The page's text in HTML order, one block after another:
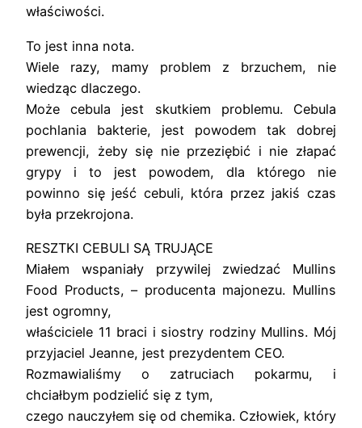
właściwości.
To jest inna nota.
Wiele razy, mamy problem z brzuchem, nie
wiedząc dlaczego.
Może cebula jest skutkiem problemu. Cebula
pochlania bakterie, jest powodem tak dobrej
prewencji, żeby się nie przeziębić i nie złapać
grypy i to jest powodem, dla którego nie
powinno się jeść cebuli, która przez jakiś czas
była przekrojona.
RESZTKI CEBULI SĄ TRUJĄCE
Miałem wspaniały przywilej zwiedzać Mullins
Food Products, – producenta majonezu. Mullins
jest ogromny,
właściciele 11 braci i siostry rodziny Mullins. Mój
przyjaciel Jeanne, jest prezydentem CEO.
Rozmawialiśmy o zatruciach pokarmu, i
chciałbym podzielić się z tym,
czego nauczyłem się od chemika. Człowiek, który